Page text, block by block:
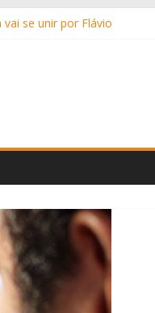
se unir por Flávio
com ajuda do primo